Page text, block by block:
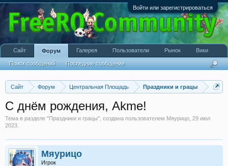
Войти или зарегистрироваться
Сайт Форум Центральная Площадь Праздники и грацы
С днём рождения, Akme!
Тема в разделе "Праздники и грацы", создана пользователем Мяурицо 29 июл
2023
Мяурицо
Игрок
Сайт Форум
Поиск сообщений Последние сообщения
Галерея Пользователи Рынок Вики